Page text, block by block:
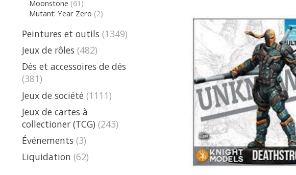
Moonstone (61)
Mutant: Year Zero (2)
Peintures et outils (1349)
Jeux de rôles (482)
Dés et accessoires de dés
(381)
Jeux de société (1111)
Jeux de cartes à
collectioner (TCG) (243)
Événements (3)
Liquidation (62)